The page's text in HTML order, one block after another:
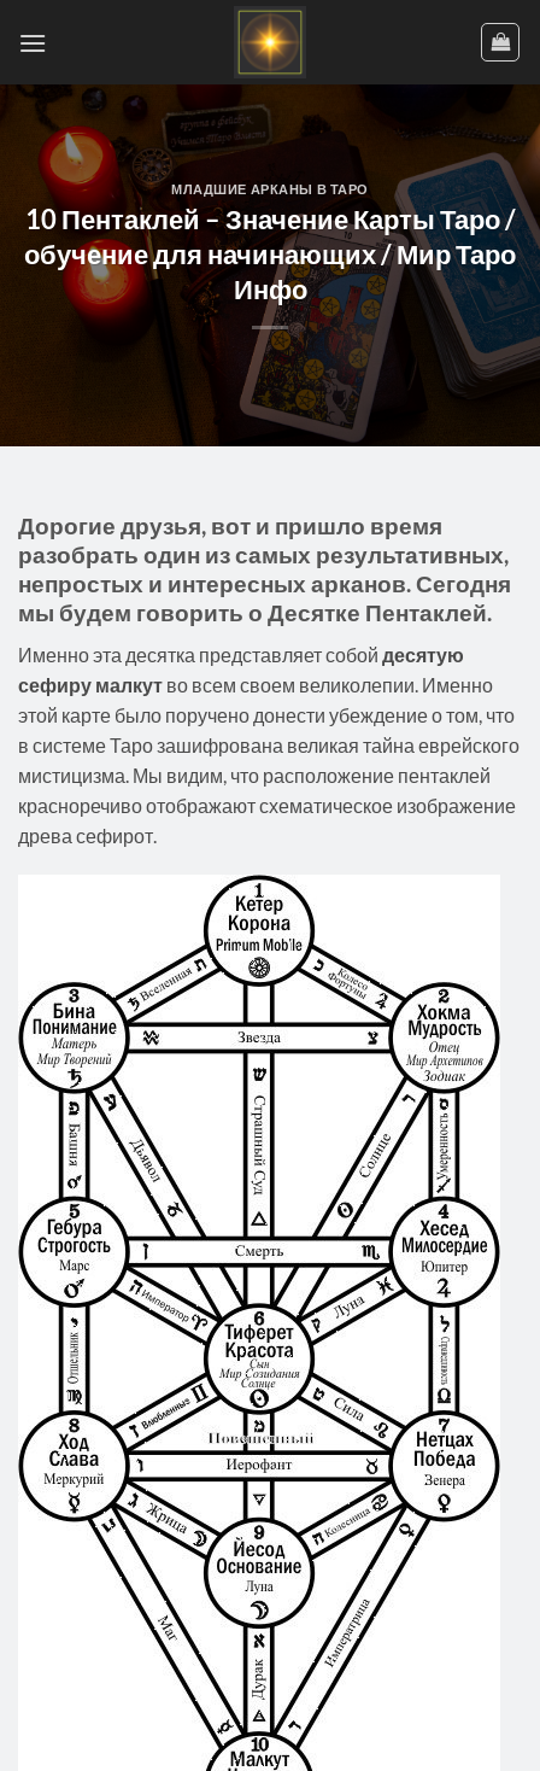
МЛАДШИЕ АРКАНЫ В ТАРО
10 Пентаклей – Значение Карты Таро /
обучение для начинающих / Мир Таро
Инфо
Дорогие друзья, вот и пришло время
разобрать один из самых результативных,
непростых и интересных арканов. Сегодня
мы будем говорить о Десятке Пентаклей.
Именно эта десятка представляет собой десятую
сефиру малкут во всем своем великолепии. Именно
этой карте было поручено донести убеждение о том, что
в системе Таро зашифрована великая тайна еврейского
мистицизма. Мы видим, что расположение пентаклей
красноречиво отображают схематическое изображение
древа сефирот.